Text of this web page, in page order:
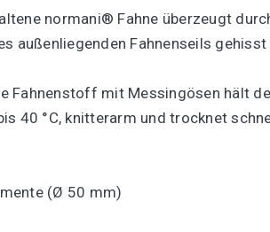
normani® Fahne überzeugt
außenliegenden Fahnenseils
Fahnenstoff mit Messingösen hält
40 °C, knitterarm und trocknet
(Ø 50 mm)